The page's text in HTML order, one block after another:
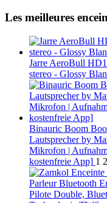
Les meilleures
Jarre AeroBull
stereo - Glossy
Binauric Boom
Lautsprecher by
Mikrofon |
kostenfreie App] 1